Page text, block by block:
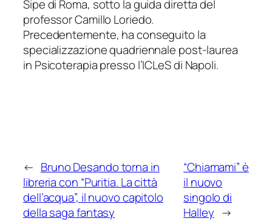
Sipe di Roma, sotto la guida diretta del
professor Camillo Loriedo.
Precedentemente, ha conseguito la
specializzazione quadriennale post-laurea
in Psicoterapia presso l’ICLeS di Napoli.
← Bruno Desando torna in
libreria con “Puritia. La città
dell’acqua”, il nuovo capitolo
della saga fantasy
“Chiamami” è
il nuovo
singolo di
Halley →